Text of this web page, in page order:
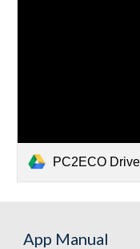
PC2ECO
App Manual